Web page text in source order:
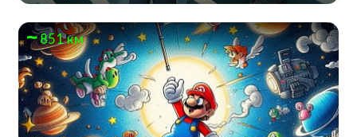
851 км